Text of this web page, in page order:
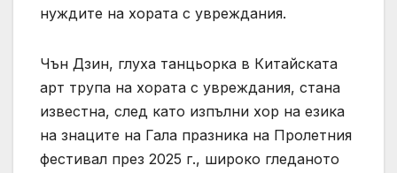
нуждите на хората с увреждания.
Чън Дзин, глуха танцьорка в Китайската
арт трупа на хората с увреждания, стана
известна, след като изпълни хор на езика
на знаците на Гала празника на Пролетния
фестивал през 2025 г., широко гледаното